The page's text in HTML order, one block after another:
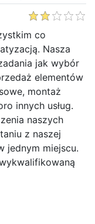
co
Nasza
jak wybór
elementów
montaż
innych usług.
naszych
z naszej
jednym miejscu.